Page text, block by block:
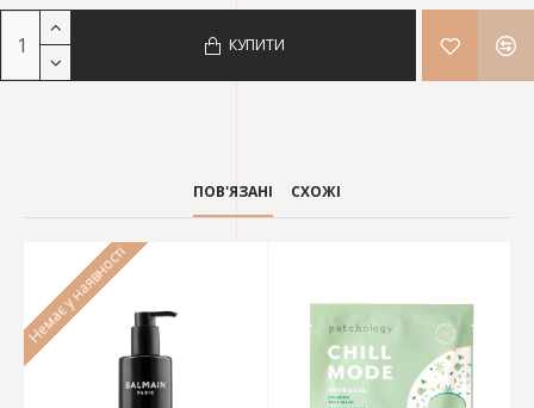
КУПИТИ
ПОВ'ЯЗАНІ СХОЖІ
Немає у наявності